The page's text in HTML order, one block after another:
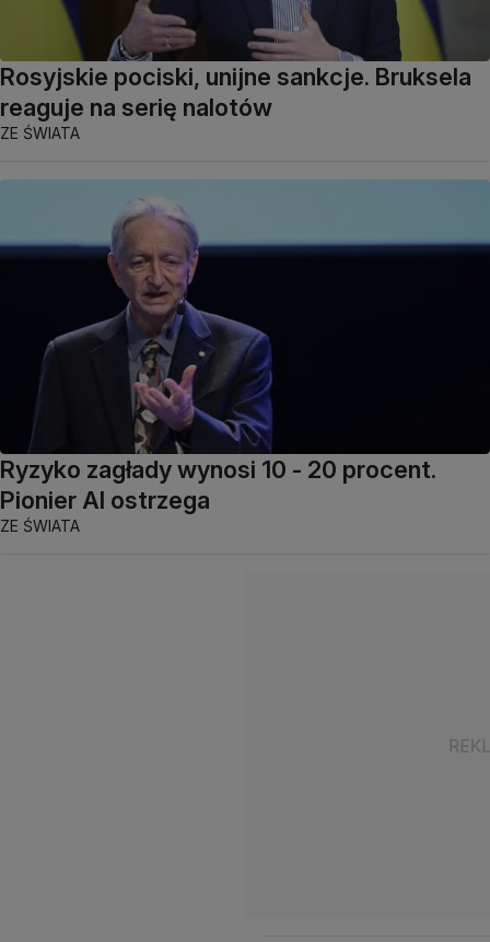
Rosyjskie pociski, unijne sankcje. Bruksela
reaguje na serię nalotów
ZE ŚWIATA
Ryzyko zagłady wynosi 10 - 20 procent.
Pionier AI ostrzega
ZE ŚWIATA